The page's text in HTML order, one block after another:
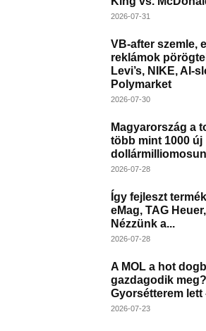
2026-07-31
VB-after szemle,
reklámok
Levi’s, NIKE, AI-
Polymarket
2026-07-30
Magyarország a
több mint 1000 új
2026-07-28
Így fejleszt
eMag, TAG
Nézzünk a...
2026-07-28
A MOL a hot
gazdagodik meg?
Gyorsétterem lett
2026-07-23